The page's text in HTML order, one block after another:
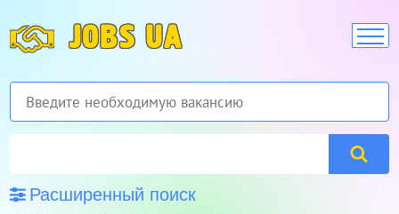
JOBS UA
Расширенный поиск